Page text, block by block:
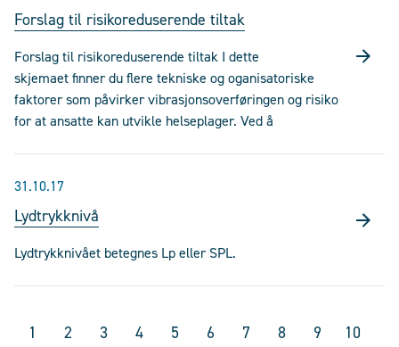
Forslag til risikoreduserende tiltak
Forslag til risikoreduserende tiltak I dette
skjemaet finner du flere tekniske og oganisatoriske
faktorer som påvirker vibrasjonsoverføringen og risiko
for at ansatte kan utvikle helseplager. Ved å
31.10.17
Lydtrykknivå
Lydtrykknivået betegnes Lp eller SPL.
1 2 3 4 5 6 7 8 9
10